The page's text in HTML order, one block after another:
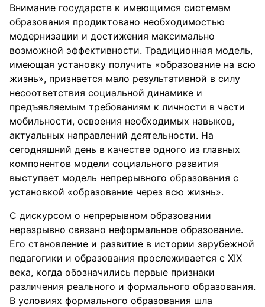
Внимание государств к имеющимся системам
образования продиктовано необходимостью
модернизации и достижения максимально
возможной эффективности. Традиционная модель,
имеющая установку получить «образование на всю
жизнь», признается мало результативной в силу
несоответствия социальной динамике и
предъявляемым требованиям к личности в части
мобильности, освоения необходимых навыков,
актуальных направлений деятельности. На
сегодняшний день в качестве одного из главных
компонентов модели социального развития
выступает модель непрерывного образования с
установкой «образование через всю жизнь».
С дискурсом о непрерывном образовании
неразрывно связано неформальное образование.
Его становление и развитие в истории зарубежной
педагогики и образования прослеживается с XIX
века, когда обозначились первые признаки
различения реального и формального образования.
В условиях формального образования шла